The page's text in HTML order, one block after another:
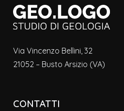
Via Vincenzo Bellini, 32
21052 – Busto Arsizio (VA)
CONTATTI